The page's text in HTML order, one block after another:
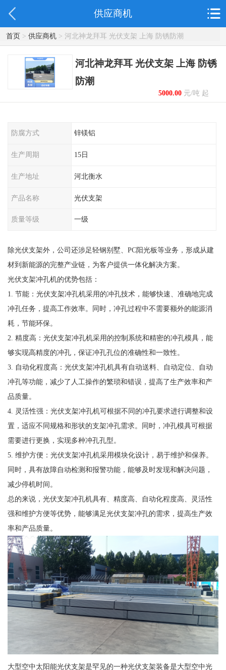
供应商机
首页> 供应商机> 河北神龙拜耳 光伏支架 上海 防锈防潮
河北神龙拜耳 光伏支架 上海 防锈
防潮
5000.00元/吨 起
防腐方式 锌镁铝
生产周期 15日
生产地址 河北衡水
产品名称 光伏支架
质量等级 一级
除光伏支架外，公司还涉足轻钢别墅、PC阳光板等业务，形成从建
材到新能源的完整产业链，为客户提供一体化解决方案。
光伏支架冲孔机的优势包括：
1. 节能：光伏支架冲孔机采用的冲孔技术，能够快速、准确地完成
冲孔任务，提高工作效率。同时，冲孔过程中不需要额外的能源消
耗，节能环保。
2. 精度高：光伏支架冲孔机采用的控制系统和精密的冲孔模具，能
够实现高精度的冲孔，保证冲孔孔位的准确性和一致性。
3. 自动化程度高：光伏支架冲孔机具有自动送料、自动定位、自动
冲孔等功能，减少了人工操作的繁琐和错误，提高了生产效率和产
品质量。
4. 灵活性强：光伏支架冲孔机可根据不同的冲孔要求进行调整和设
置，适应不同规格和形状的支架冲孔需求。同时，冲孔模具可根据
需要进行更换，实现多种冲孔孔型。
5. 维护方便：光伏支架冲孔机采用模块化设计，易于维护和保养。
同时，具有故障自动检测和报警功能，能够及时发现和解决问题，
减少停机时间。
总的来说，光伏支架冲孔机具有、精度高、自动化程度高、灵活性
强和维护方便等优势，能够满足光伏支架冲孔的需求，提高生产效
率和产品质量。
大型空中太阳能光伏支架是罕见的一种光伏支架装备是大型空中光